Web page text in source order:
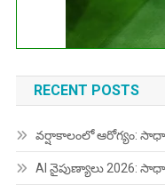
RECENT POSTS
వర్షాకాలంలో ఆరోగ్యం:
AI నైపుణ్యాలు 2026: